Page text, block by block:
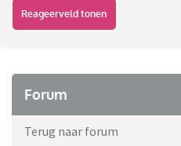
Reageerveld tonen
Forum
Terug naar forum